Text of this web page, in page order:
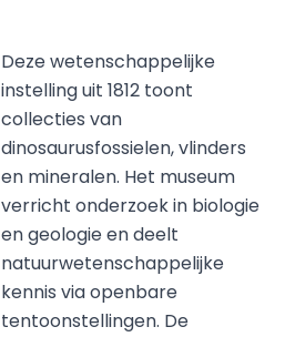
Deze wetenschappelijke
instelling uit 1812 toont
collecties van
dinosaurusfossielen, vlinders
en mineralen. Het museum
verricht onderzoek in biologie
en geologie en deelt
natuurwetenschappelijke
kennis via openbare
tentoonstellingen. De